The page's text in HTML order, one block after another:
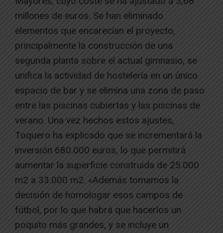
millones de euros. Se han eliminado
elementos que encarecían el proyecto,
principalmente la construcción de una
segunda planta sobre el actual gimnasio, se
unifica la actividad de hostelería en un único
espacio de bar y se elimina una zona de paso
entre las piscinas cubiertas y las piscinas de
verano. Una vez hechos estos ajustes,
Toquero ha explicado que se incrementará la
inversión 680.000 euros, lo que permitirá
aumentar la superficie construida de 25.000
m2 a 33.000 m2. «Además tomamos la
decisión de homologar esos campos de
fútbol, por lo que habrá que hacerlos un
poquito más grandes, y se incluye un